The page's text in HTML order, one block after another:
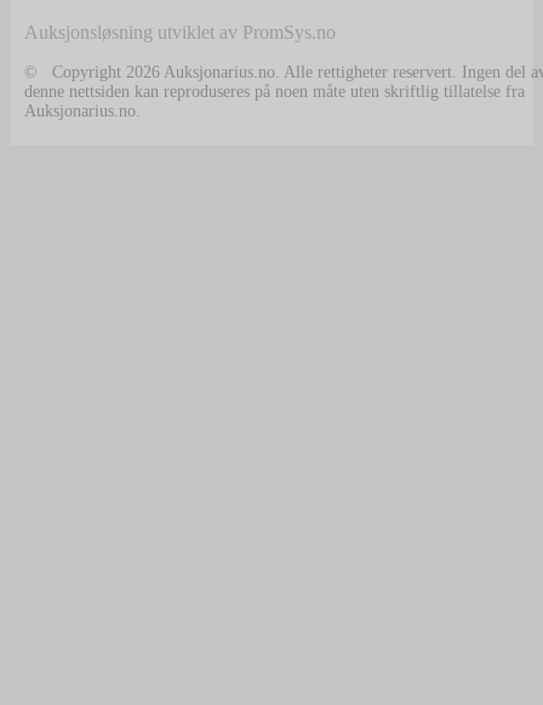
Auksjonsløsning utviklet av PromSys.no
© Copyright 2026 Auksjonarius.no. Alle rettigheter reservert. Ingen del
denne nettsiden kan reproduseres på noen måte uten skriftlig tillatelse fra
Auksjonarius.no.